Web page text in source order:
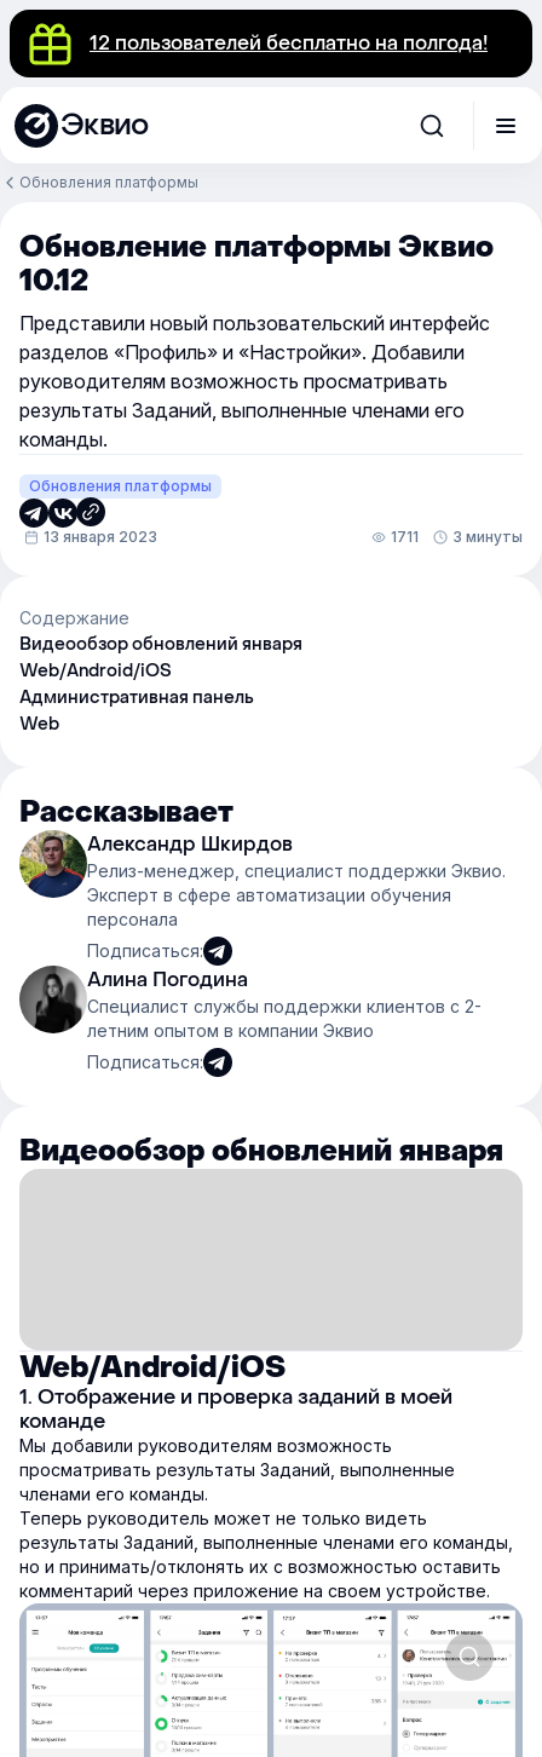
12 пользователей бесплатно на полгода!
Эквио
Обновления платформы
Обновление платформы Эквио
10.12
Представили новый пользовательский интерфейс
разделов «Профиль» и «Настройки». Добавили
руководителям возможность просматривать
результаты Заданий, выполненные членами его
команды.
Обновления платформы
13 января 2023 1711 3 минуты
Содержание
Видеообзор обновлений января
Web/Android/iOS
Административная панель
Web
Рассказывает
Александр Шкирдов
Релиз-менеджер, специалист поддержки Эквио.
Эксперт в сфере автоматизации обучения
персонала
Подписаться:
Алина Погодина
Специалист службы поддержки клиентов с 2-
летним опытом в компании Эквио
Подписаться:
Видеообзор обновлений января
Web/Android/iOS
1. Отображение и проверка заданий в моей
команде
Мы добавили руководителям возможность
просматривать результаты Заданий, выполненные
членами его команды.
Теперь руководитель может не только видеть
результаты Заданий, выполненные членами его команды,
но и принимать/отклонять их с возможностью оставить
комментарий через приложение на своем устройстве.